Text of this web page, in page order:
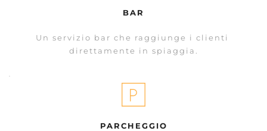
BAR
Un servizio bar che raggiunge i clienti
direttamente in spiaggia.
PARCHEGGIO